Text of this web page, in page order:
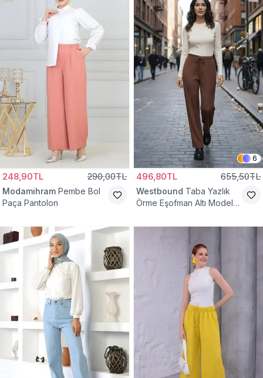
248,90TL 290,00TL
Modamihram Pembe Bol
Paça Pantolon
6
496,80TL 655,50TL
Westbound Taba Yazlık
Örme Eşofman Altı Model